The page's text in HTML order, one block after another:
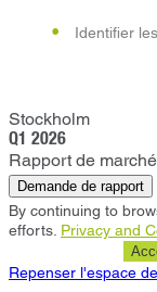
Identifier
Stockholm
Q1 2026
Rapport de marché
Demande de rapport
By continuing to
efforts. Privacy and
Repenser l'espace